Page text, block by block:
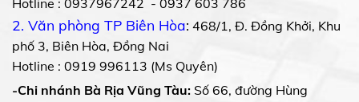
2. Văn phòng TP Biên Hòa: 468/1, Đ. Đồng Khởi, Khu
phố 3, Biên Hòa, Đồng Nai
Hotline : 0919 996113 (Ms Quyên)
-Chi nhánh Bà Rịa Vũng Tàu: Số 66, đường Hùng